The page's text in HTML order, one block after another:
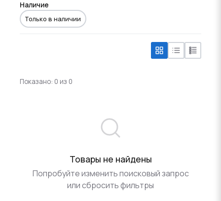
Наличие
Только в наличии
Показано: 0 из 0
Товары не найдены
Попробуйте изменить поисковый запрос
или сбросить фильтры